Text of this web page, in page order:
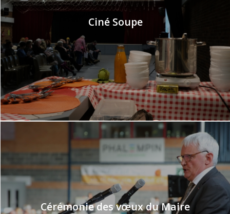
Ciné Soupe
Cérémonie des vœux du Maire